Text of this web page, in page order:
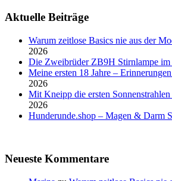
Aktuelle Beiträge
Warum zeitlose Basics nie aus der
2026
Die Zweibrüder ZB9H Stirnlampe im
Meine ersten 18 Jahre –
2026
Mit Kneipp die ersten Sonnenstrahlen
2026
Hunderunde.shop – Magen & Darm
Neueste Kommentare